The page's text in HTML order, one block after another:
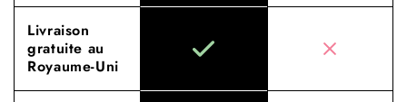
Livraison
gratuite au
Royaume-Uni